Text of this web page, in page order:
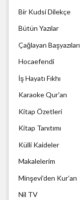
Bir Kudsi Dilekçe
Bütün Yazılar
Çağlayan Başyazıları
Hocaefendi
İş Hayatı Fıkhı
Karaoke Qur'an
Kitap Özetleri
Kitap Tanıtımı
Külli Kaideler
Makalelerim
Minşevi’den Kur’an
Nil TV